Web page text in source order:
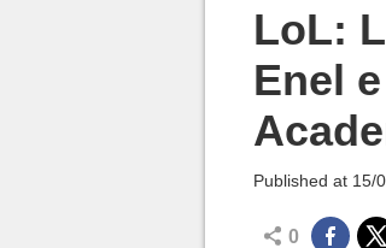
LoL:
Enel
Published at 15/
0